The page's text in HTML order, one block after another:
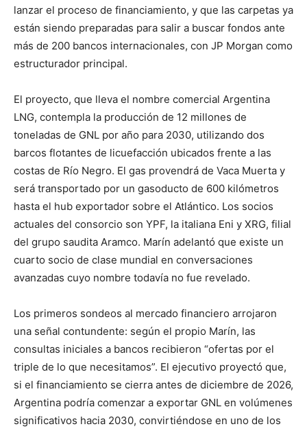
lanzar el proceso de financiamiento, y que las carpetas ya
están siendo preparadas para salir a buscar fondos ante
más de 200 bancos internacionales, con JP Morgan como
estructurador principal.
El proyecto, que lleva el nombre comercial Argentina
LNG, contempla la producción de 12 millones de
toneladas de GNL por año para 2030, utilizando dos
barcos flotantes de licuefacción ubicados frente a las
costas de Río Negro. El gas provendrá de Vaca Muerta y
será transportado por un gasoducto de 600 kilómetros
hasta el hub exportador sobre el Atlántico. Los socios
actuales del consorcio son YPF, la italiana Eni y XRG, filial
del grupo saudita Aramco. Marín adelantó que existe un
cuarto socio de clase mundial en conversaciones
avanzadas cuyo nombre todavía no fue revelado.
Los primeros sondeos al mercado financiero arrojaron
una señal contundente: según el propio Marín, las
consultas iniciales a bancos recibieron “ofertas por el
triple de lo que necesitamos”. El ejecutivo proyectó que,
si el financiamiento se cierra antes de diciembre de 2026,
Argentina podría comenzar a exportar GNL en volúmenes
significativos hacia 2030, convirtiéndose en uno de los